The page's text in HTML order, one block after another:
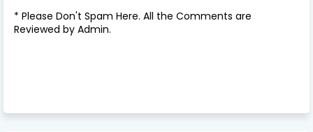
* Please Don't Spam Here. All the Comments are
Reviewed by Admin.